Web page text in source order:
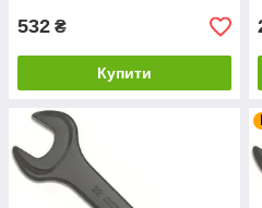
532 ₴
Купити